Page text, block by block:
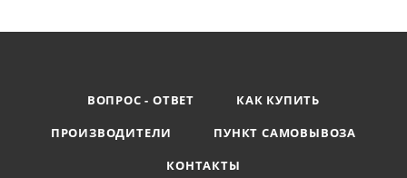
ВОПРОС - ОТВЕТ
КАК КУПИТЬ
ПРОИЗВОДИТЕЛИ
ПУНКТ САМОВЫВОЗА
КОНТАКТЫ